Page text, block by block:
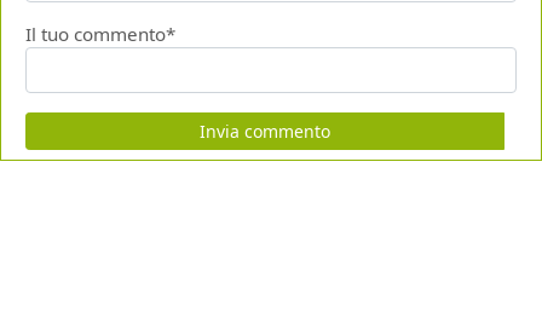
Il tuo commento*
Invia commento